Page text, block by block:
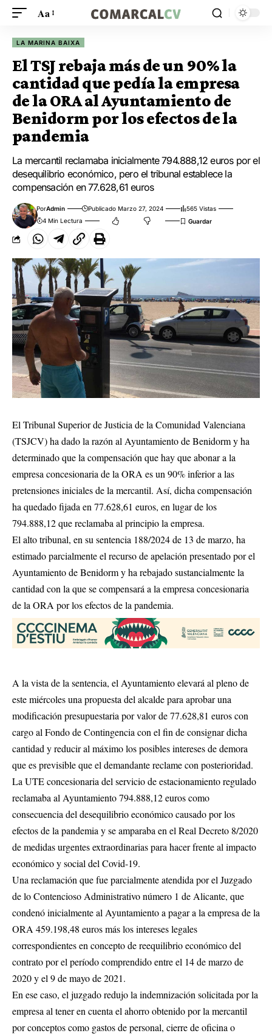
Aa
LA MARINA BAIXA
El TSJ rebaja más de un 90% la
cantidad que pedía la empresa
de la ORA al Ayuntamiento de
Benidorm por los efectos de la
pandemia
La mercantil reclamaba inicialmente 794.888,12 euros por el
desequilibrio económico, pero el tribunal establece la
compensación en 77.628,61 euros
PorAdmin Publicado Marzo 27, 2024
565 Vistas
4 Min Lectura
El Tribunal Superior de Justicia de la Comunidad Valenciana
(TSJCV) ha dado la razón al Ayuntamiento de Benidorm y ha
determinado que la compensación que hay que abonar a la
empresa concesionaria de la ORA es un 90% inferior a las
pretensiones iniciales de la mercantil. Así, dicha compensación
ha quedado fijada en 77.628,61 euros, en lugar de los
794.888,12 que reclamaba al principio la empresa.
El alto tribunal, en su sentencia 188/2024 de 13 de marzo, ha
estimado parcialmente el recurso de apelación presentado por el
Ayuntamiento de Benidorm y ha rebajado sustancialmente la
cantidad con la que se compensará a la empresa concesionaria
de la ORA por los efectos de la pandemia.
A la vista de la sentencia, el Ayuntamiento elevará al pleno de
este miércoles una propuesta del alcalde para aprobar una
modificación presupuestaria por valor de 77.628,81 euros con
cargo al Fondo de Contingencia con el fin de consignar dicha
cantidad y reducir al máximo los posibles intereses de demora
que es previsible que el demandante reclame con posterioridad.
La UTE concesionaria del servicio de estacionamiento regulado
reclamaba al Ayuntamiento 794.888,12 euros como
consecuencia del desequilibrio económico causado por los
efectos de la pandemia y se amparaba en el Real Decreto 8/2020
de medidas urgentes extraordinarias para hacer frente al impacto
económico y social del Covid-19.
Una reclamación que fue parcialmente atendida por el Juzgado
de lo Contencioso Administrativo número 1 de Alicante, que
condenó inicialmente al Ayuntamiento a pagar a la empresa de la
ORA 459.198,48 euros más los intereses legales
correspondientes en concepto de reequilibrio económico del
contrato por el período comprendido entre el 14 de marzo de
2020 y el 9 de mayo de 2021.
En ese caso, el juzgado redujo la indemnización solicitada por la
empresa al tener en cuenta el ahorro obtenido por la mercantil
por conceptos como gastos de personal, cierre de oficina o